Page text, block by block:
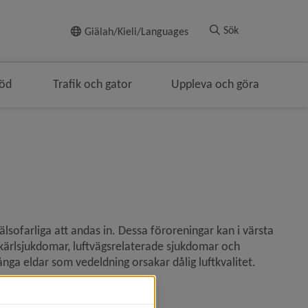
Giälah/Kieli/Languages Sök
Trafik och gator Uppleva och göra
att andas in. Dessa föroreningar kan i värsta
luftvägsrelaterade sjukdomar och
eldar som vedeldning orsakar dålig luftkvalitet.